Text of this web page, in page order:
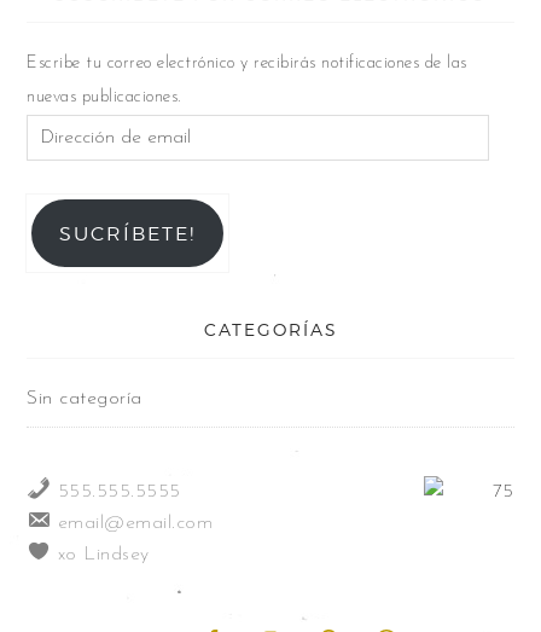
Escribe tu correo electrónico y recibirás notificaciones de las
nuevas publicaciones.
SUCRÍBETE!
CATEGORÍAS
Sin categoría
555.555.5555
email@email.com
xo Lindsey